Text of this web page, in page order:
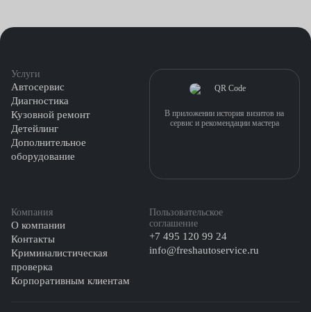
предохраняющими салон от повторного загрязнения;
Услуги
Автосервис
Диагностика
Кузовной ремонт
Детейлинг
Дополнительное
оборудование
Компания
О компании
Контакты
Криминалистическая
проверка
Корпоративным клиентам
Пользовательское
соглашение
+7 495 120 99 24
info@freshautoservice.ru
В приложении история визитов на
сервис и рекомендации мастера